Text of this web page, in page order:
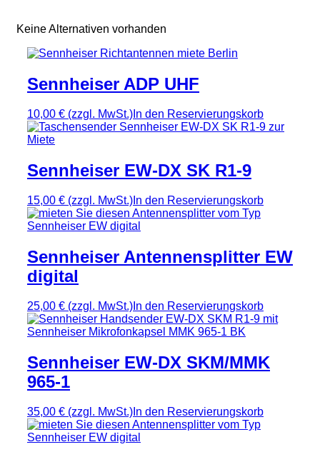
Keine Alternativen vorhanden
Sennheiser ADP UHF
10,00 € (zzgl. MwSt.) In den Reservierungskorb
Sennheiser EW-DX SK R1-9
15,00 € (zzgl. MwSt.) In den Reservierungskorb
Sennheiser Antennensplitter EW
digital
25,00 € (zzgl. MwSt.) In den Reservierungskorb
Sennheiser EW-DX SKM/MMK
965-1
35,00 € (zzgl. MwSt.) In den Reservierungskorb